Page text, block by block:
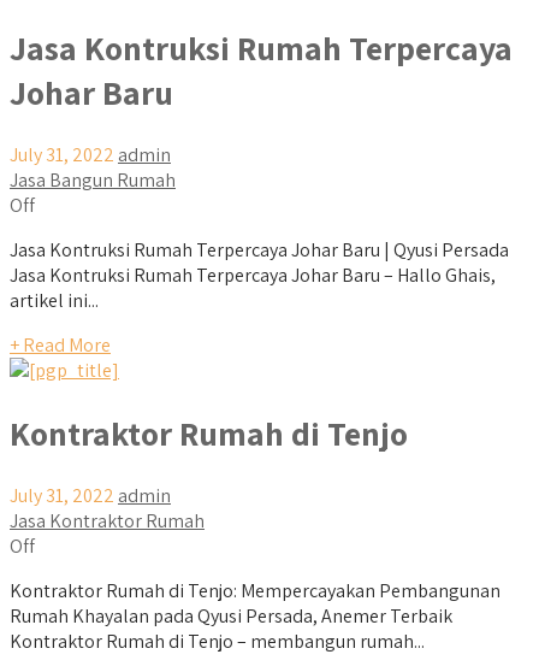
Jasa Kontruksi Rumah Terpercaya
Johar Baru
July 31, 2022 admin
Jasa Bangun Rumah
Off
Jasa Kontruksi Rumah Terpercaya Johar Baru | Qyusi Persada
Jasa Kontruksi Rumah Terpercaya Johar Baru – Hallo Ghais,
artikel ini...
+ Read More
Kontraktor Rumah di Tenjo
July 31, 2022 admin
Jasa Kontraktor Rumah
Off
Kontraktor Rumah di Tenjo: Mempercayakan Pembangunan
Rumah Khayalan pada Qyusi Persada, Anemer Terbaik
Kontraktor Rumah di Tenjo – membangun rumah...